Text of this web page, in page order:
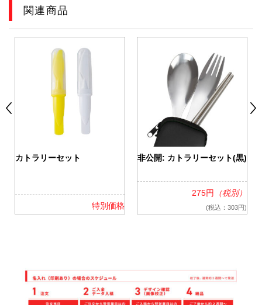
関連商品
カトラリーセット
特別価格
非公開: カトラリーセット(黒)
275円 （税別）
(税込：303円)